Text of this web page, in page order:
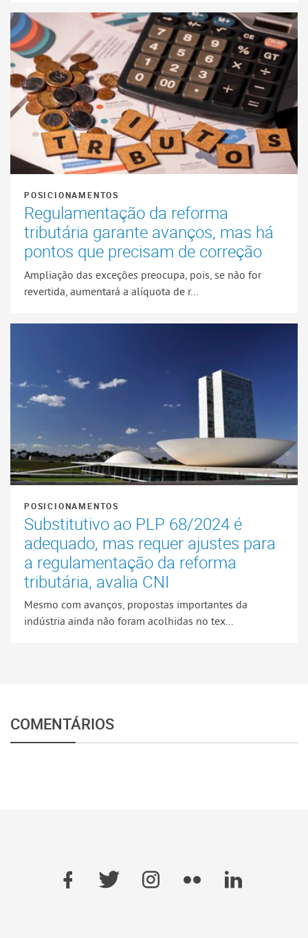
POSICIONAMENTOS
Regulamentação da reforma
tributária garante avanços, mas há
pontos que precisam de correção
Ampliação das exceções preocupa, pois, se não for
revertida, aumentará a alíquota de r...
POSICIONAMENTOS
Substitutivo ao PLP 68/2024 é
adequado, mas requer ajustes para
a regulamentação da reforma
tributária, avalia CNI
Mesmo com avanços, propostas importantes da
indústria ainda não foram acolhidas no tex...
COMENTÁRIOS